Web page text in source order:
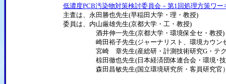
低濃度PCB汚染物対策検討委員会－第1回処理方策ワー
主査は、永田勝也先生(早稲田大学・理・教授)
委員は、内山厳雄先生(京都大学・工・教授)
酒井伸一先生(京都大学・環境保全セ・教授)
崎田裕子先生(ジャーナリスト、環境カウン
宮崎 章先生(産総研・計測技術研究G・テク
椋田徹也先生(日本経済団体連合会・環境･技
森田昌敏先生(国立環境研究所・客員研究官